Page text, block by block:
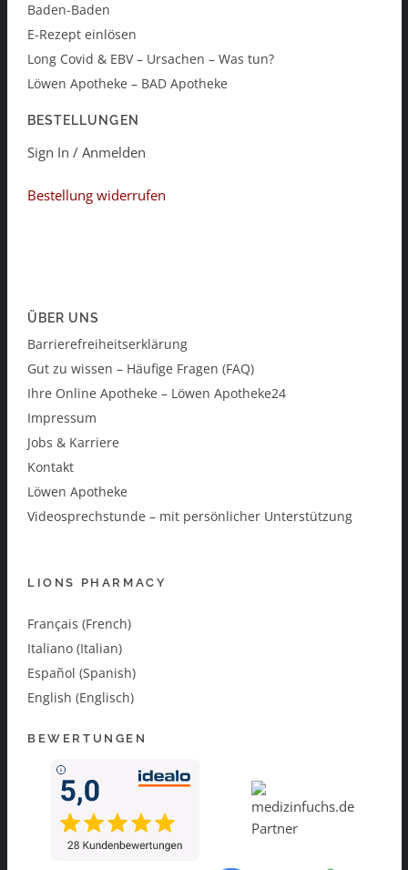
Baden-Baden
E-Rezept einlösen
Long Covid & EBV – Ursachen – Was tun?
Löwen Apotheke – BAD Apotheke
BESTELLUNGEN
Sign In / Anmelden
Bestellung widerrufen
ÜBER UNS
Barrierefreiheitserklärung
Gut zu wissen – Häufige Fragen (FAQ)
Ihre Online Apotheke – Löwen Apotheke24
Impressum
Jobs & Karriere
Kontakt
Löwen Apotheke
Videosprechstunde – mit persönlicher Unterstützung
LIONS PHARMACY
Français (French)
Italiano (Italian)
Español (Spanish)
English (Englisch)
BEWERTUNGEN